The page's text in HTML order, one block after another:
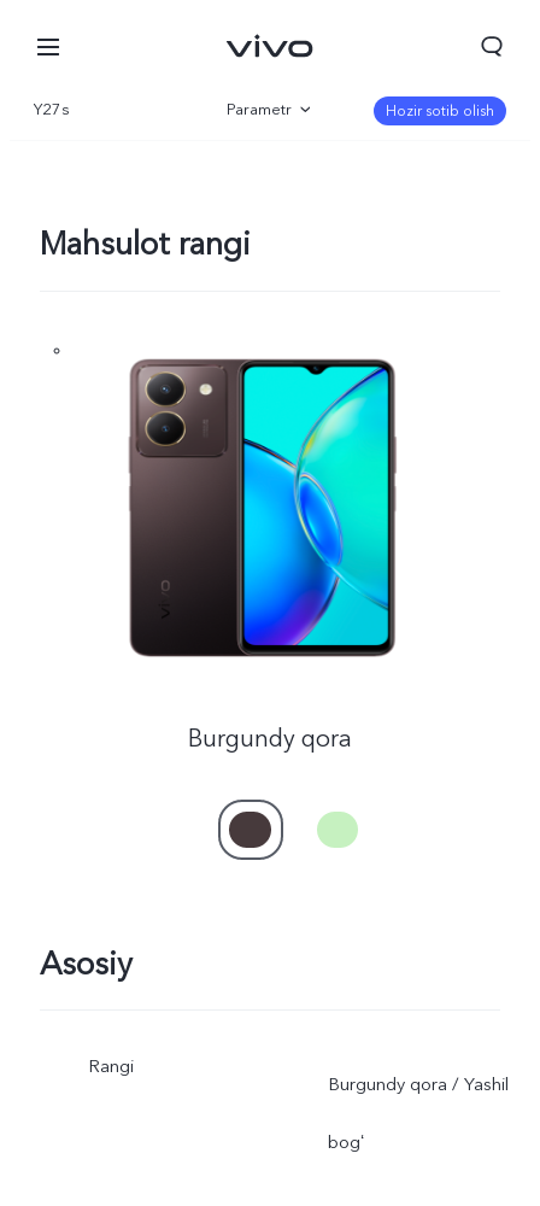
Y27s Parametr Hozir sotib olish
Mahsulot rangi
Burgundy qora
Asosiy
Rangi
Burgundy qora / Yashil
bogʻ